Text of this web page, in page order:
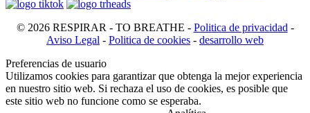
© 2026 RESPIRAR - TO BREATHE - Politica de privacidad -
Aviso Legal - Politica de cookies - desarrollo web
Preferencias de usuario
Utilizamos cookies para garantizar que obtenga la mejor experiencia
en nuestro sitio web. Si rechaza el uso de cookies, es posible que
este sitio web no funcione como se esperaba.